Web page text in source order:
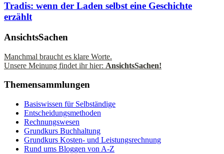
Tradis: wenn der Laden selbst eine Geschichte
erzählt
AnsichtsSachen
Manchmal braucht es klare Worte.
Unsere Meinung findet ihr hier: AnsichtsSachen!
Themensammlungen
Basiswissen für Selbständige
Entscheidungsmethoden
Rechnungswesen
Grundkurs Buchhaltung
Grundkurs Kosten- und Leistungsrechnung
Rund ums Bloggen von A-Z